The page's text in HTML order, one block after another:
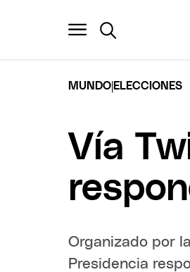
MUNDO ELECCIONES
Vía
Organizado por
Presidencia